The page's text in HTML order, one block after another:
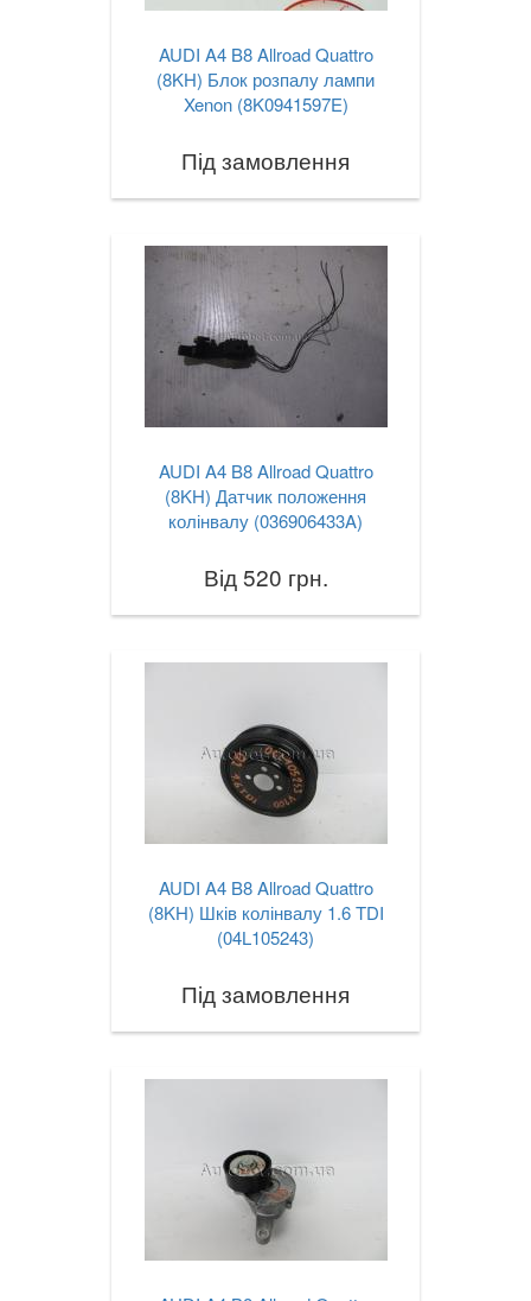
AUDI A4 B8 Allroad Quattro
(8KH) Блок розпалу лампи
Xenon (8K0941597E)
Під замовлення
AUDI A4 B8 Allroad Quattro
(8KH) Датчик положення
колінвалу (036906433A)
Від 520 грн.
AUDI A4 B8 Allroad Quattro
(8KH) Шків колінвалу 1.6 TDI
(04L105243)
Під замовлення